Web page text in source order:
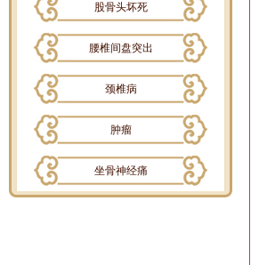
股骨头坏死
腰椎间盘突出
颈椎病
肿瘤
坐骨神经痛